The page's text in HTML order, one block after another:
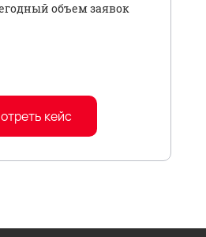
объем заявок
кейс